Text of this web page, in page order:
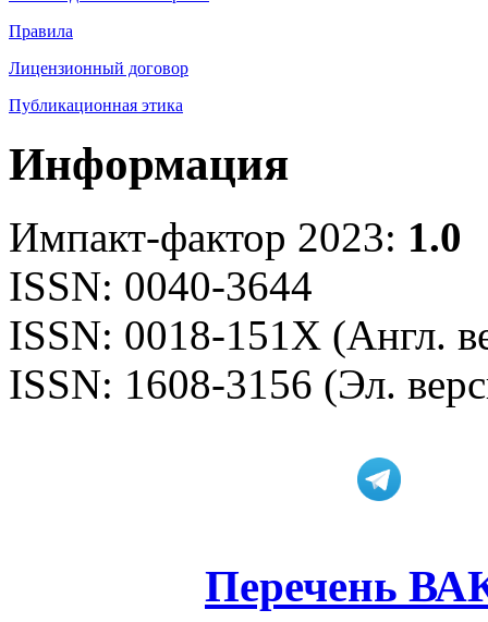
Правила
Лицензионный договор
Публикационная этика
Информация
Импакт-фактор 2023: 1.0
ISSN: 0040-3644
ISSN: 0018-151X (Англ.
ISSN: 1608-3156 (Эл.
Перечень